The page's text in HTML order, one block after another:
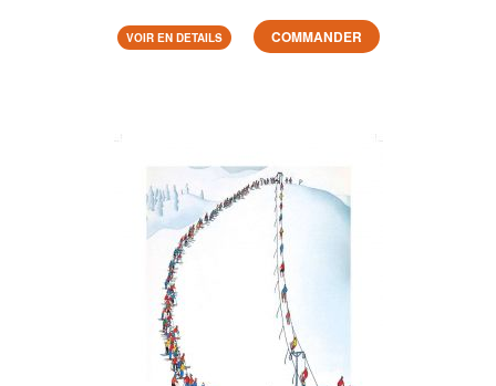
VOIR EN DETAILS COMMANDER